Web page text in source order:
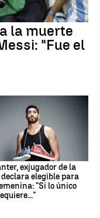
la muerte
"Fue el
exjugador de la
declara elegible para
"Si lo único